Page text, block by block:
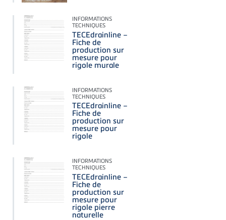
INFORMATIONS
TECHNIQUES
TECEdrainline –
Fiche de
production sur
mesure pour
rigole murale
INFORMATIONS
TECHNIQUES
TECEdrainline –
Fiche de
production sur
mesure pour
rigole
INFORMATIONS
TECHNIQUES
TECEdrainline –
Fiche de
production sur
mesure pour
rigole pierre
naturelle